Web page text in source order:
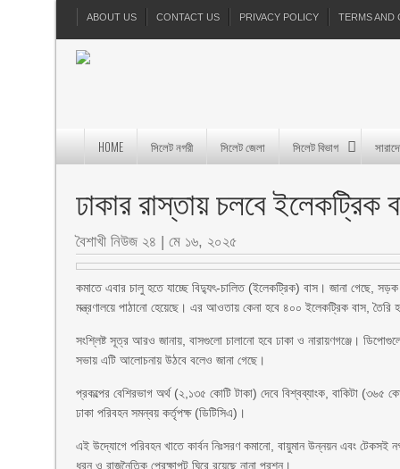
ABOUT US CONTACT US PRIVACY POLICY TERMS AND
HOME সিলেট নগরী সিলেট জেলা সিলেট বিভাগ
ঢাকার রাস্তায় চলবে ইলেকট্রিক
বৈশাখী নিউজ ২৪ | মে ১৬, ২০২৫
কমাতে এবার চালু হতে যাচ্ছে বিদ্যুৎ-চালিত (ইলেকট্রিক) বাস। জানা গেছে,
মন্ত্রণালয়ে পাঠানো হেয়েছে। এর আওতায় কেনা হবে ৪০০ ইলেকট্রিক বাস, তৈরি
সংশ্লিষ্ট সূত্র আরও জানায়, বাসগুলো চালানো হবে ঢাকা ও নারায়ণগঞ্জে।
সভায় এটি আলোচনায় উঠবে বলেও জানা গেছে।
প্রকল্পের বেশিরভাগ অর্থ (২,১৩৫ কোটি টাকা) দেবে বিশ্বব্যাংক, বাকিটা
ঢাকা পরিবহন সমন্বয় কর্তৃপক্ষ (ডিটিসিএ)।
এই উদ্যোগে পরিবহন খাতে কার্বন নিঃসরণ কমানো, বায়ুমান উন্নয়ন এবং টেকসই
ধরন ও রাজনৈতিক প্রেক্ষাপট ঘিরে রয়েছে নানা প্রশ্ন।